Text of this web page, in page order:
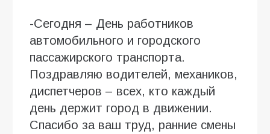
-Сегодня – День работников
автомобильного и городского
пассажирского транспорта.
Поздравляю водителей, механиков,
диспетчеров – всех, кто каждый
день держит город в движении.
Спасибо за ваш труд, ранние смены